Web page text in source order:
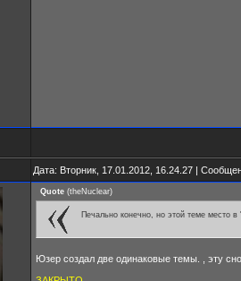
Дата: Вторник, 17.01.2012, 16.24.27 |
Quote (theNuclear)
Печально конечно, но этой теме место в
Юзер создал две одинаковые темы. , эту